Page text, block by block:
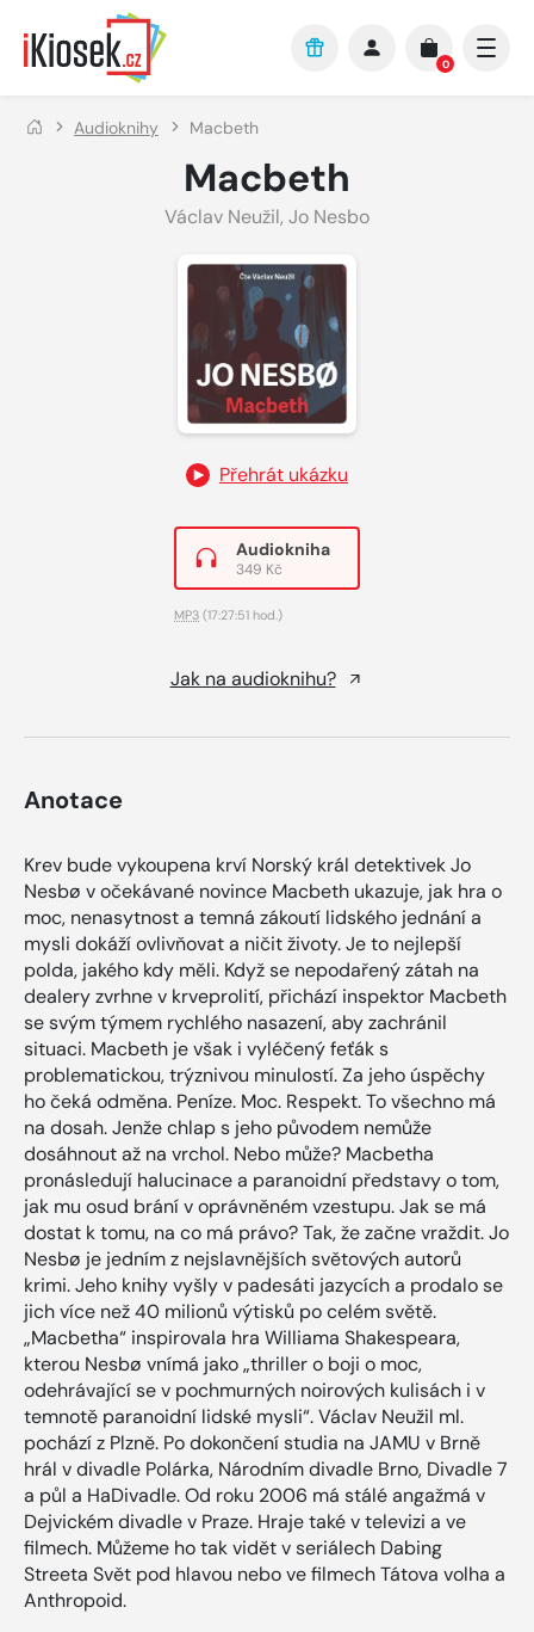
Přejít na hlavní obsah
0
Audioknihy Macbeth
Macbeth
Václav Neužil, Jo Nesbo
Přehrát ukázku
Audiokniha
349 Kč
MP3 (17:27:51 hod.)
Jak na audioknihu?
Anotace
Krev bude vykoupena krví Norský král detektivek Jo
Nesbø v očekávané novince Macbeth ukazuje, jak hra o
moc, nenasytnost a temná zákoutí lidského jednání a
mysli dokáží ovlivňovat a ničit životy. Je to nejlepší
polda, jakého kdy měli. Když se nepodařený zátah na
dealery zvrhne v krveprolití, přichází inspektor Macbeth
se svým týmem rychlého nasazení, aby zachránil
situaci. Macbeth je však i vyléčený feťák s
problematickou, trýznivou minulostí. Za jeho úspěchy
ho čeká odměna. Peníze. Moc. Respekt. To všechno má
na dosah. Jenže chlap s jeho původem nemůže
dosáhnout až na vrchol. Nebo může? Macbetha
pronásledují halucinace a paranoidní představy o tom,
jak mu osud brání v oprávněném vzestupu. Jak se má
dostat k tomu, na co má právo? Tak, že začne vraždit. Jo
Nesbø je jedním z nejslavnějších světových autorů
krimi. Jeho knihy vyšly v padesáti jazycích a prodalo se
jich více než 40 milionů výtisků po celém světě.
„Macbetha“ inspirovala hra Williama Shakespeara,
kterou Nesbø vnímá jako „thriller o boji o moc,
odehrávající se v pochmurných noirových kulisách i v
temnotě paranoidní lidské mysli“. Václav Neužil ml.
pochází z Plzně. Po dokončení studia na JAMU v Brně
hrál v divadle Polárka, Národním divadle Brno, Divadle 7
a půl a HaDivadle. Od roku 2006 má stálé angažmá v
Dejvickém divadle v Praze. Hraje také v televizi a ve
filmech. Můžeme ho tak vidět v seriálech Dabing
Streeta Svět pod hlavou nebo ve filmech Tátova volha a
Anthropoid.